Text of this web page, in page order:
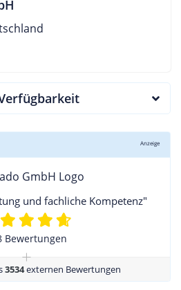
Anzeige
und fachliche Kompetenz"
Bewertungen
+
3534externen Bewertungen